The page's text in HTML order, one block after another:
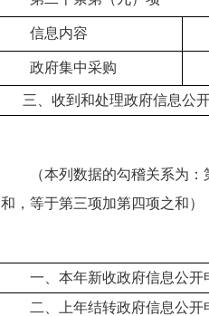
信息内容
政府集中采购
三、收到和处理政府信息公
（本列数据的勾稽关系为
和，等于第三项加第四项之和）
一、本年新收政府信息公开
二、上年结转政府信息公开